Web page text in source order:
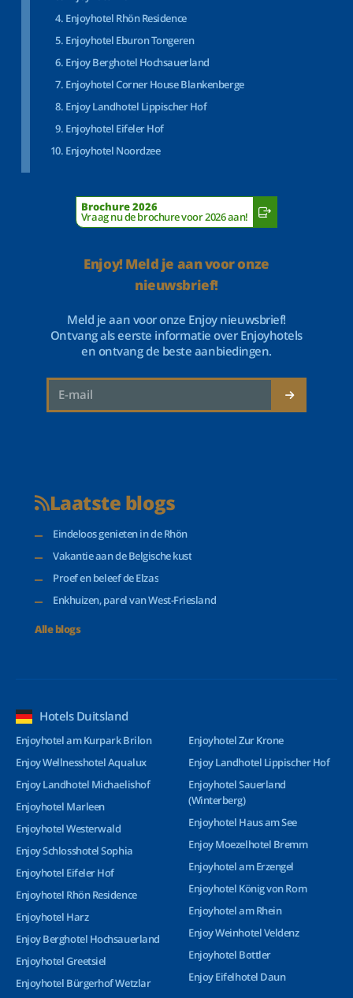
Enjoyhotel Rhön Residence
Enjoyhotel Eburon Tongeren
Enjoy Berghotel Hochsauerland
Enjoyhotel Corner House Blankenberge
Enjoy Landhotel Lippischer Hof
Enjoyhotel Eifeler Hof
Enjoyhotel Noordzee
Brochure 2026
Vraag nu de brochure voor 2026 aan!
Enjoy! Meld je aan voor onze
nieuwsbrief!
Meld je aan voor onze Enjoy nieuwsbrief!
Ontvang als eerste informatie over Enjoyhotels
en ontvang de beste aanbiedingen.
Laatste blogs
Eindeloos genieten in de Rhön
Vakantie aan de Belgische kust
Proef en beleef de Elzas
Enkhuizen, parel van West-Friesland
Alle blogs
Hotels Duitsland
Enjoyhotel am Kurpark Brilon
Enjoy Wellnesshotel Aqualux
Enjoy Landhotel Michaelishof
Enjoyhotel Marleen
Enjoyhotel Westerwald
Enjoy Schlosshotel Sophia
Enjoyhotel Eifeler Hof
Enjoyhotel Rhön Residence
Enjoyhotel Harz
Enjoy Berghotel Hochsauerland
Enjoyhotel Greetsiel
Enjoyhotel Bürgerhof Wetzlar
Enjoyhotel Zur Krone
Enjoy Landhotel Lippischer Hof
Enjoyhotel Sauerland
(Winterberg)
Enjoyhotel Haus am See
Enjoy Moezelhotel Bremm
Enjoyhotel am Erzengel
Enjoyhotel König von Rom
Enjoyhotel am Rhein
Enjoy Weinhotel Veldenz
Enjoyhotel Bottler
Enjoy Eifelhotel Daun